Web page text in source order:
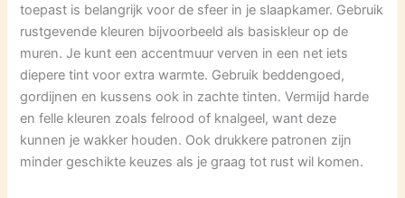
toepast is belangrijk voor de sfeer in je slaapkamer. Gebruik
rustgevende kleuren bijvoorbeeld als basiskleur op de
muren. Je kunt een accentmuur verven in een net iets
diepere tint voor extra warmte. Gebruik beddengoed,
gordijnen en kussens ook in zachte tinten. Vermijd harde
en felle kleuren zoals felrood of knalgeel, want deze
kunnen je wakker houden. Ook drukkere patronen zijn
minder geschikte keuzes als je graag tot rust wil komen.